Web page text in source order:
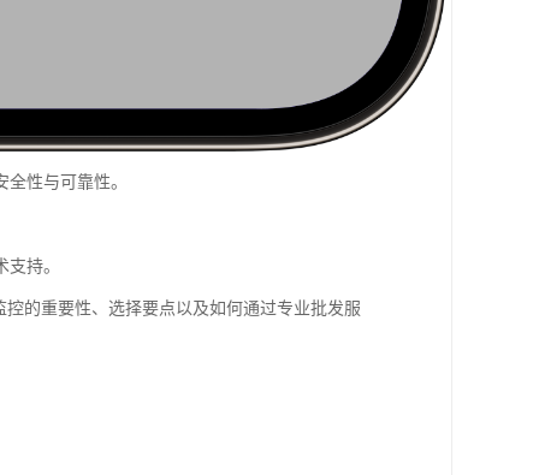
性与可靠性。
持。
的重要性、选择要点以及如何通过专业批发服